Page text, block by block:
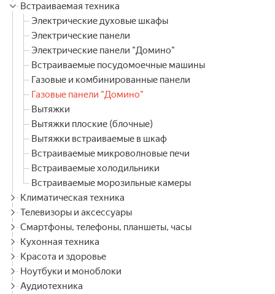
Встраиваемая техника
Электрические духовые шкафы
Электрические панели
Электрические панели "Домино"
Встраиваемые посудомоечные машины
Газовые и комбинированные панели
Газовые панели "Домино"
Вытяжки
Вытяжки плоские (блочные)
Вытяжки встраиваемые в шкаф
Встраиваемые микроволновые печи
Встраиваемые холодильники
Встраиваемые морозильные камеры
Климатическая техника
Телевизоры и аксессуары
Смартфоны, телефоны, планшеты, часы
Кухонная техника
Красота и здоровье
Ноутбуки и моноблоки
Аудиотехника